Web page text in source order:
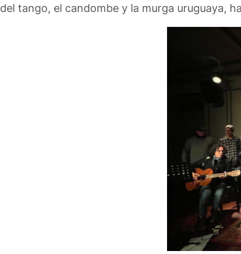
del tango, el candombe y la murga uruguaya,